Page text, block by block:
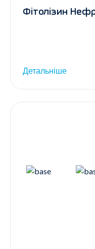
Фітолізин
Детальніше